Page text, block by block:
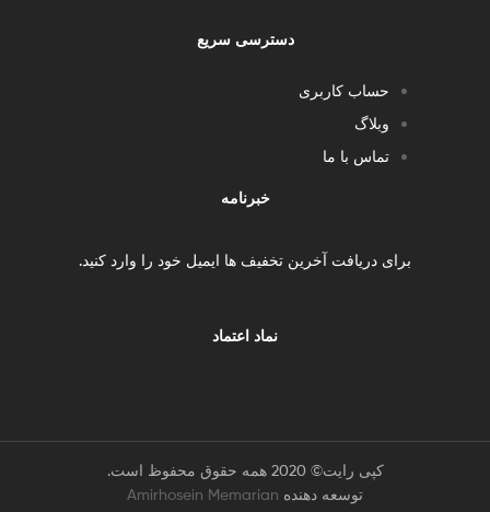
دسترسی سریع
حساب کاربری
وبلاگ
تماس با ما
خبرنامه
برای دریافت آخرین تخفیف ها ایمیل خود را وارد کنید.
نماد اعتماد
کپی رایت© 2020 همه حقوق محفوظ است.
توسعه دهنده Amirhosein Memarian